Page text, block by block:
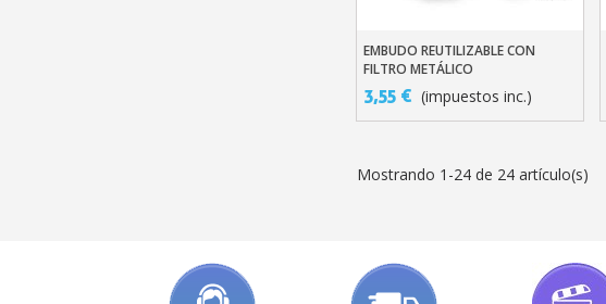
Añadir Al Carrito
EMBUDO REUTILIZABLE CON
FILTRO METÁLICO
3,55 € (impuestos inc.)
Mostrando 1-24 de 24 artículo(s)